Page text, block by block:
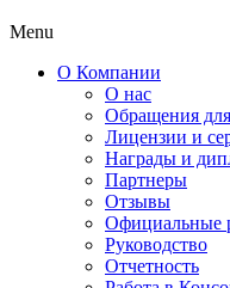
Menu
О Компании
О нас
Обращения
Лицензии и
Награды и
Партнеры
Отзывы
Официальные
Руководство
Отчетность